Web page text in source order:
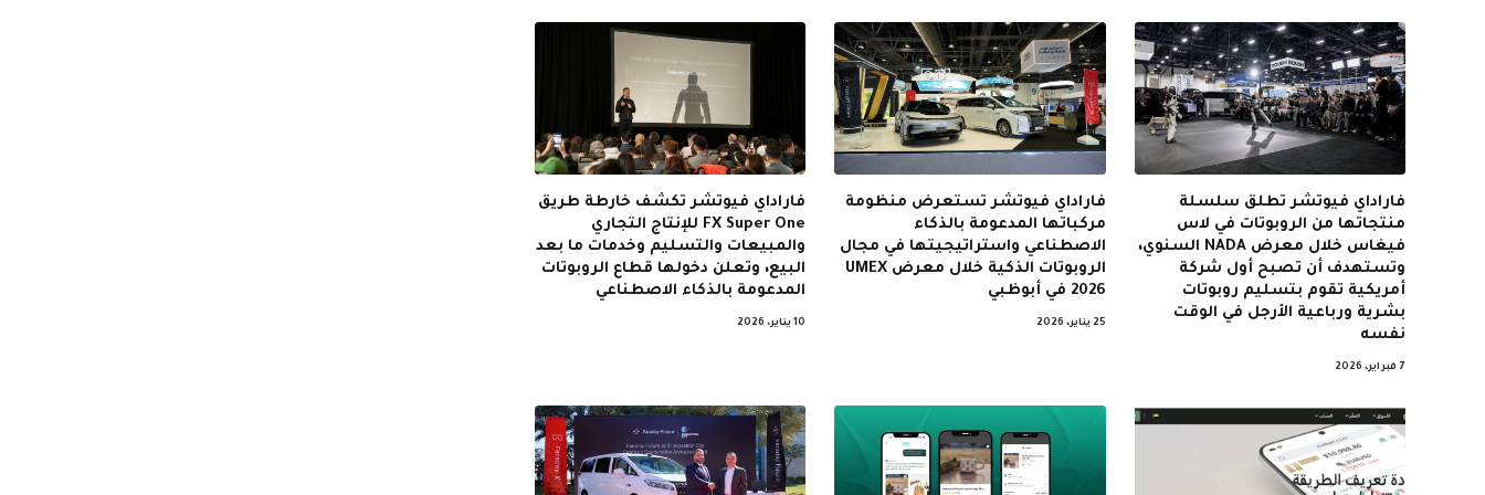
فاراداي فيوتشر تطلق سلسلة
منتجاتها من الروبوتات في لاس
فيغاس خلال معرض NADA السنوي،
وتستهدف أن تصبح أول شركة
أمريكية تقوم بتسليم روبوتات
بشرية ورباعية الأرجل في الوقت
نفسه
7 فبراير، 2026
فاراداي فيوتشر تستعرض منظومة
مركباتها المدعومة بالذكاء
الاصطناعي واستراتيجيتها في مجال
الروبوتات الذكية خلال معرض UMEX
2026 في أبوظبي
25 يناير، 2026
فاراداي فيوتشر تكشف خارطة طريق
FX Super One للإنتاج التجاري
والمبيعات والتسليم وخدمات ما بعد
البيع، وتعلن دخولها قطاع الروبوتات
المدعومة بالذكاء الاصطناعي
10 يناير، 2026